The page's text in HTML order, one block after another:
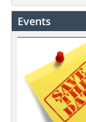
Events